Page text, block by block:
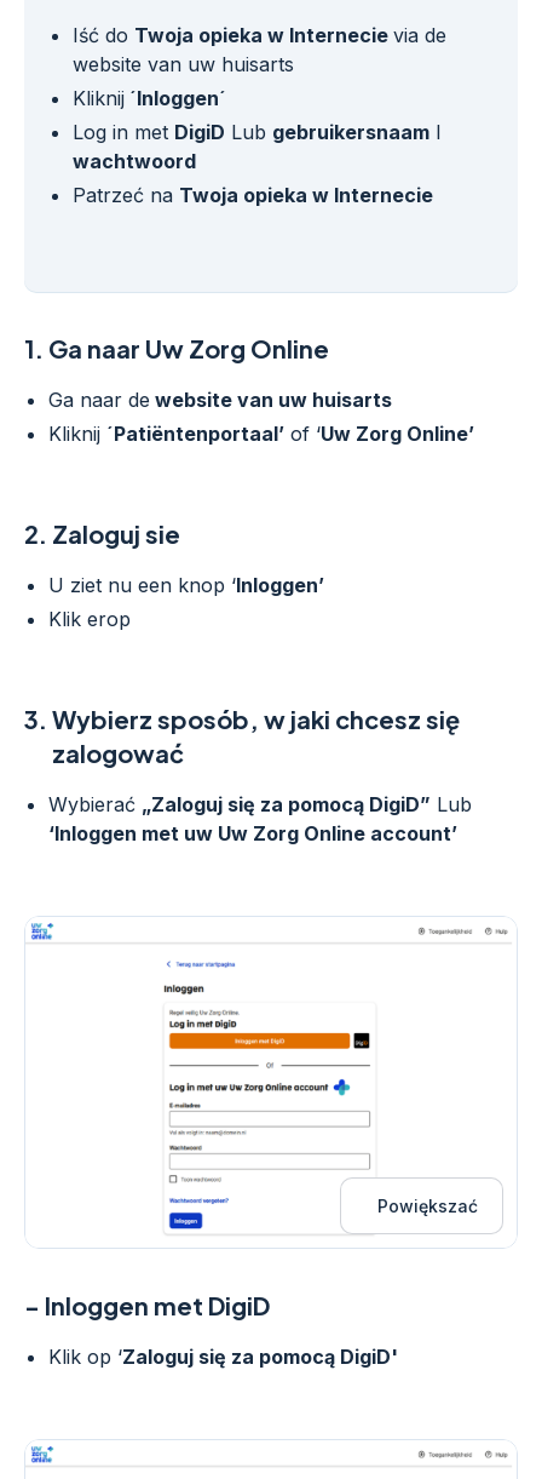
Iść do Twoja opieka w Internecie via de
website van uw huisarts
Kliknij ´Inloggen´
Log in met DigiD Lub gebruikersnaam I
wachtwoord
Patrzeć na Twoja opieka w Internecie
1. Ga naar Uw Zorg Online
Ga naar de website van uw huisarts
Kliknij ´Patiëntenportaal’ of ‘Uw Zorg Online’
2. Zaloguj sie
U ziet nu een knop ‘Inloggen’
Klik erop
3. Wybierz sposób, w jaki chcesz się
zalogować
Wybierać „Zaloguj się za pomocą DigiD” Lub
‘Inloggen met uw Uw Zorg Online account’
Powiększać
- Inloggen met DigiD
Klik op ‘Zaloguj się za pomocą DigiD'